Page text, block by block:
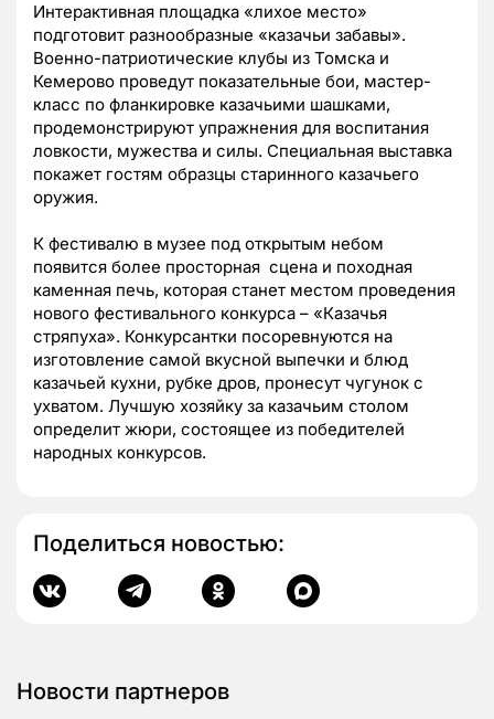
Интерактивная площадка «лихое место»
подготовит разнообразные «казачьи забавы».
Военно-патриотические клубы из Томска и
Кемерово проведут показательные бои, мастер-
класс по фланкировке казачьими шашками,
продемонстрируют упражнения для воспитания
ловкости, мужества и силы. Специальная выставка
покажет гостям образцы старинного казачьего
оружия.
К фестивалю в музее под открытым небом
появится более просторная сцена и походная
каменная печь, которая станет местом проведения
нового фестивального конкурса – «Казачья
стряпуха». Конкурсантки посоревнуются на
изготовление самой вкусной выпечки и блюд
казачьей кухни, рубке дров, пронесут чугунок с
ухватом. Лучшую хозяйку за казачьим столом
определит жюри, состоящее из победителей
народных конкурсов.
Поделиться новостью:
Новости партнеров